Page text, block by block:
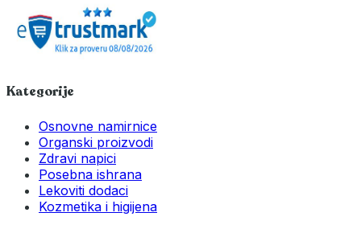
Kategorije
Osnovne namirnice
Organski proizvodi
Zdravi napici
Posebna ishrana
Lekoviti dodaci
Kozmetika i higijena